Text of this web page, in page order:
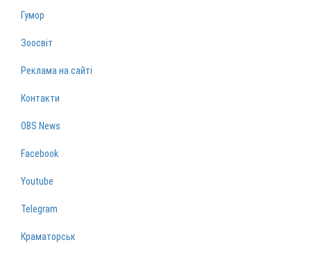
Гумор
Зоосвіт
Реклама на сайті
Контакти
OBS News
Facebook
Youtube
Telegram
Краматорськ